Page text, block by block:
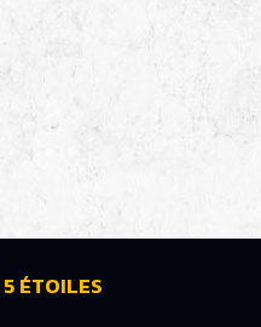
5 ÉTOILES